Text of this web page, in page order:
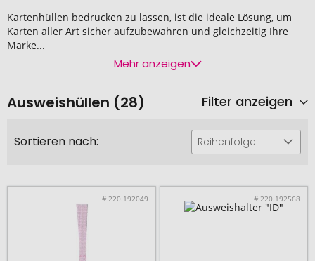
Kartenhüllen bedrucken zu lassen, ist die ideale Lösung, um
Karten aller Art sicher aufzubewahren und gleichzeitig Ihre
Marke...
Mehr anzeigen
Ausweishüllen (28) Filter anzeigen
Sortieren nach: Reihenfolge
# 220.192049 # 220.192568